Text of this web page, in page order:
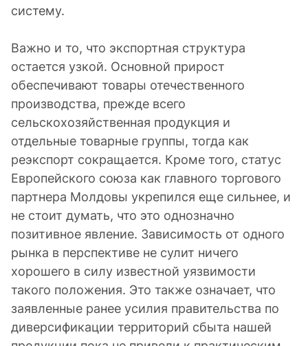
систему.
Важно и то, что экспортная структура
остается узкой. Основной прирост
обеспечивают товары отечественного
производства, прежде всего
сельскохозяйственная продукция и
отдельные товарные группы, тогда как
реэкспорт сокращается. Кроме того, статус
Европейского союза как главного торгового
партнера Молдовы укрепился еще сильнее, и
не стоит думать, что это однозначно
позитивное явление. Зависимость от одного
рынка в перспективе не сулит ничего
хорошего в силу известной уязвимости
такого положения. Это также означает, что
заявленные ранее усилия правительства по
диверсификации территорий сбыта нашей